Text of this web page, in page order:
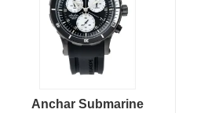
Anchar Submarine